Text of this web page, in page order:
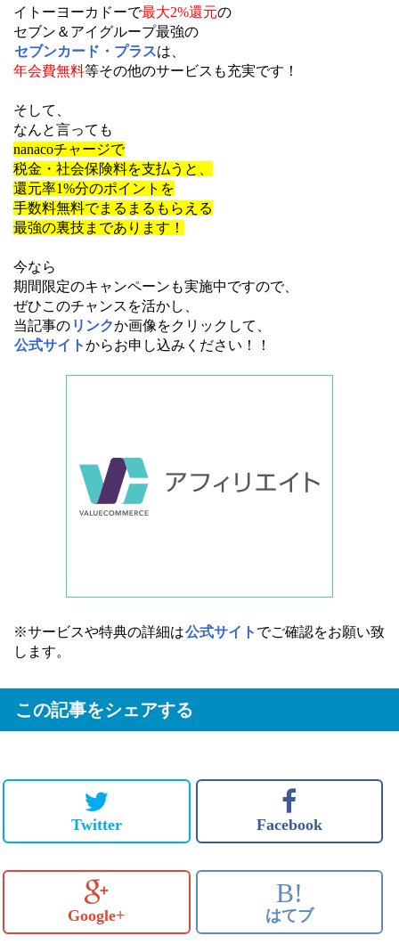
イトーヨーカドーで最大2%還元の
セブン＆アイグループ最強の
セブンカード・プラスは、
年会費無料等その他のサービスも充実です！
そして、
なんと言っても
nanacoチャージで
税金・社会保険料を支払うと、
還元率1%分のポイントを
手数料無料でまるまるもらえる
最強の裏技まであります！
今なら
期間限定のキャンペーンも実施中ですので、
ぜひこのチャンスを活かし、
当記事の リンクか画像をクリックして、
公式サイトからお申し込みください！！
※サービスや特典の詳細は公式サイト でご確認をお願い致
します。
この記事をシェアする
Twitter Facebook
Google+
B!
はてブ